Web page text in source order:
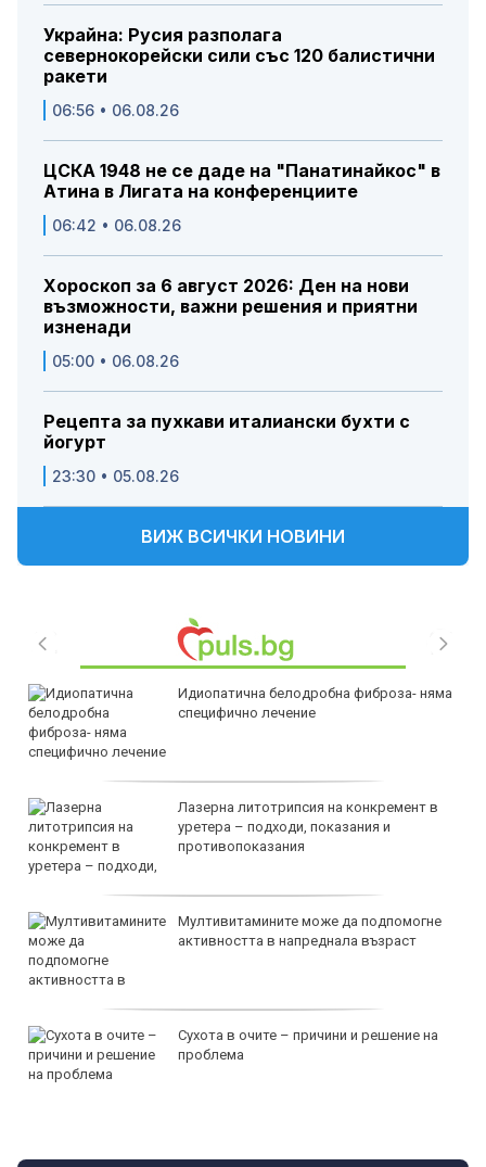
Украйна: Русия разполага
севернокорейски сили със 120 балистични
ракети
06:56 • 06.08.26
ЦСКА 1948 не се даде на "Панатинайкос" в
Атина в Лигата на конференциите
06:42 • 06.08.26
Хороскоп за 6 август 2026: Ден на нови
възможности, важни решения и приятни
изненади
05:00 • 06.08.26
Рецепта за пухкави италиански бухти с
йогурт
23:30 • 05.08.26
ВИЖ ВСИЧКИ НОВИНИ
Идиопатична белодробна фиброза- няма
специфично лечение
Лазерна литотрипсия на конкремент в
уретера – подходи, показания и
противопоказания
Мултивитамините може да подпомогне
активността в напреднала възраст
Сухота в очите – причини и решение на
проблема